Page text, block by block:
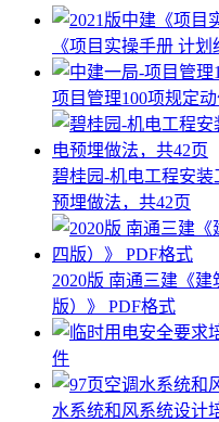
《项目实操手册 计划
项目管理100项规定
碧桂园-机电工程安
预埋做法，共42页
2020版 南通三建《
版）》 PDF格式
件
水系统和风系统设计